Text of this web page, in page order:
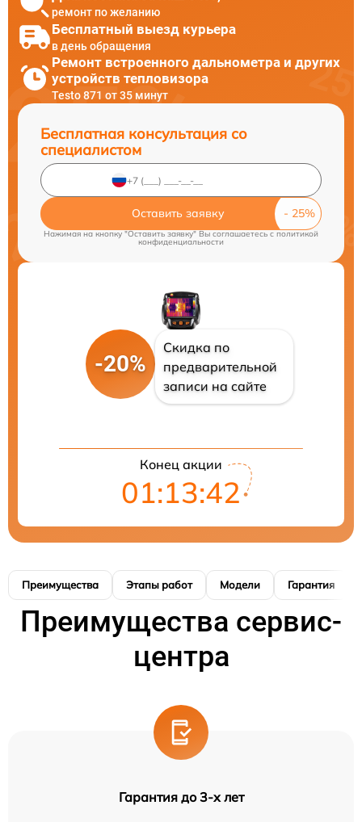
ремонт по желанию
Бесплатный выезд курьера
в день обращения
Ремонт встроенного дальнометра и других
устройств тепловизора
Testo 871 от 35 минут
Бесплатная консультация со
специалистом
Оставить заявку
Нажимая на кнопку "Оставить заявку" Вы соглашаетесь cполитикой
конфиденциальности
-20%
Скидка по
предварительной
записи на сайте
Конец акции
01:13:42
Преимущества Этапы работ Модели Гарантия
Преимущества сервис-
центра
Гарантия до 3-х лет